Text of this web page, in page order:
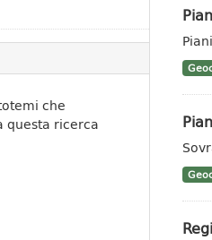
che
questa ricerca